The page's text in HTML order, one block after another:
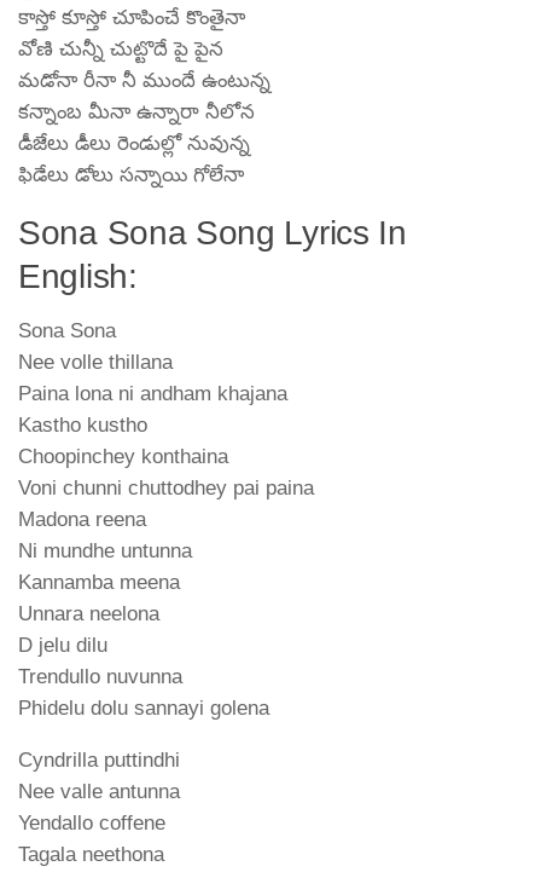
కాస్తో కూస్తో చూపించే కొంతైనా
వోణి చున్నీ చుట్టొదే పై పైన
మడోనా రీనా నీ ముందే ఉంటున్న
కన్నాంబ మీనా ఉన్నారా నీలోన
డీజేలు డీలు రెండుల్లో నువున్న
ఫిడేలు డోలు సన్నాయి గోలేనా
Sona Sona Song Lyrics In
English:
Sona Sona
Nee volle thillana
Paina lona ni andham khajana
Kastho kustho
Choopinchey konthaina
Voni chunni chuttodhey pai paina
Madona reena
Ni mundhe untunna
Kannamba meena
Unnara neelona
D jelu dilu
Trendullo nuvunna
Phidelu dolu sannayi golena
Cyndrilla puttindhi
Nee valle antunna
Yendallo coffene
Tagala neethona